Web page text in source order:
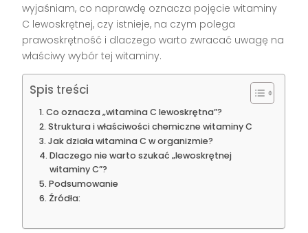
wyjaśniam, co naprawdę oznacza pojęcie witaminy
C lewoskrętnej, czy istnieje, na czym polega
prawoskrętność i dlaczego warto zwracać uwagę na
właściwy wybór tej witaminy.
Spis treści
Co oznacza „witamina C lewoskrętna”?
Struktura i właściwości chemiczne witaminy C
Jak działa witamina C w organizmie?
Dlaczego nie warto szukać „lewoskrętnej
witaminy C”?
Podsumowanie
Źródła: